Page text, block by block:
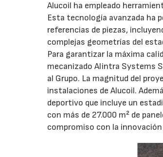
Alucoil ha empleado
Esta tecnología avanzada ha
referencias de piezas,
complejas geometrías del
Para garantizar la máxima
mecanizado Alintra Systems
al Grupo. La magnitud del
instalaciones de Alucoil.
deportivo que incluye un
con más de 27.000 m² de
compromiso con la